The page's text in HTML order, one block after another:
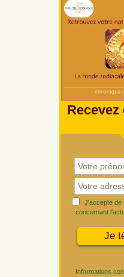
J'accepte de
concernant
Informations